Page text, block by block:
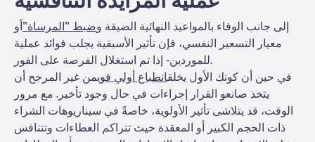
إلى جانب الوفاء بالمواعيد النهائية الضيقة وضبط "المرساة"أو
معيار التسعير النفسي، فإن تأثير الأسبقية يجلب فوائد عملية
للموردين - إذا تم استغلال الفرصة على الفور.
في حين أن كونك الأول يخلقانطباع أولي قويمن غير المرجح أن
يتخذ صانعو القرار إجراءات في حال وجود تأخير. مع مرور
الوقت، قد يتلاشى تأثير الأولوية، خاصةً في سيناريوهات الشراء
ذات الحجم الكبير أو المعقدة حيث تتراكم العطاءات وتتنافس